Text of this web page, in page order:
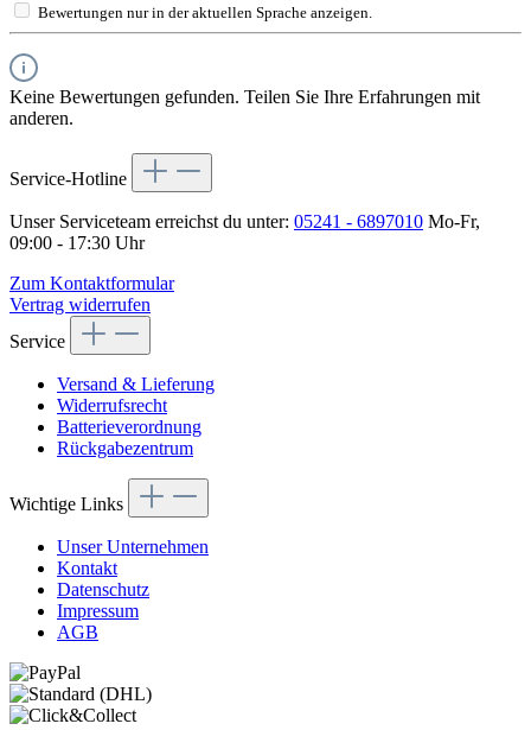
Bewertungen nur in der aktuellen Sprache anzeigen.
Keine Bewertungen gefunden. Teilen Sie Ihre Erfahrungen mit
anderen.
Service-Hotline
Unser Serviceteam erreichst du unter: 05241 - 6897010 Mo-Fr,
09:00 - 17:30 Uhr
Zum Kontaktformular
Vertrag widerrufen
Service
Versand & Lieferung
Widerrufsrecht
Batterieverordnung
Rückgabezentrum
Wichtige Links
Unser Unternehmen
Kontakt
Datenschutz
Impressum
AGB